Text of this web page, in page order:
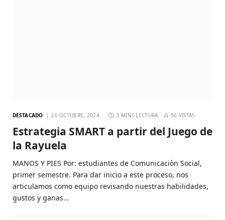
DESTACADO 26 OCTUBRE, 2024 3 MINS LECTURA 56 VISTAS
Estrategia SMART a partir del Juego de
la Rayuela
MANOS Y PIES Por: estudiantes de Comunicaciòn Social,
primer semestre. Para dar inicio a este proceso, nos
articulamos como equipo revisando nuestras habilidades,
gustos y ganas…